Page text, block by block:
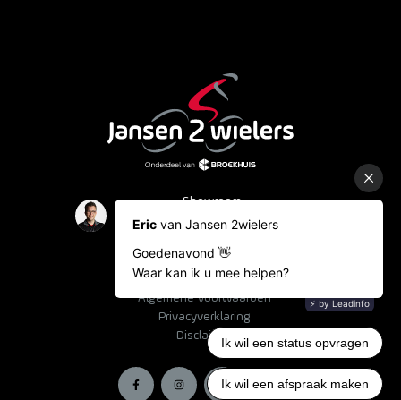
Showroom
Occasions
Bestelinformatie
Algemene voorwaarden
Privacyverklaring
Disclaimer